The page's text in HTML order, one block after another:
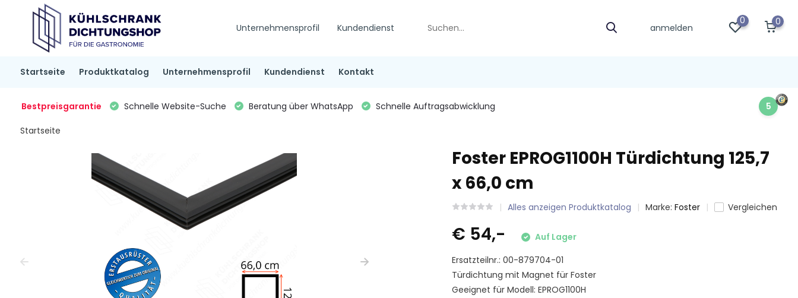
Unternehmensprofil Kundendienst anmelden
0 0
Startseite Produktkatalog Unternehmensprofil Kundendienst Kontakt
Bestpreisgarantie Schnelle Website-Suche Beratung über WhatsApp Schnelle Auftragsabwicklung 5
Startseite
Foster EPROG1100H Türdichtung 125,7
x 66,0 cm
Alles anzeigen Produktkatalog Marke:Foster Vergleichen
€ 54,-
Auf Lager
Ersatzteilnr.: 00-879704-01
Türdichtung mit Magnet für Foster
Geeignet für Modell: EPROG1100H